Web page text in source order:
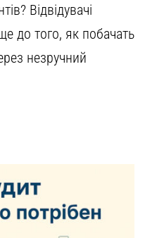
Відвідувачі
до того, як побачать
незручний